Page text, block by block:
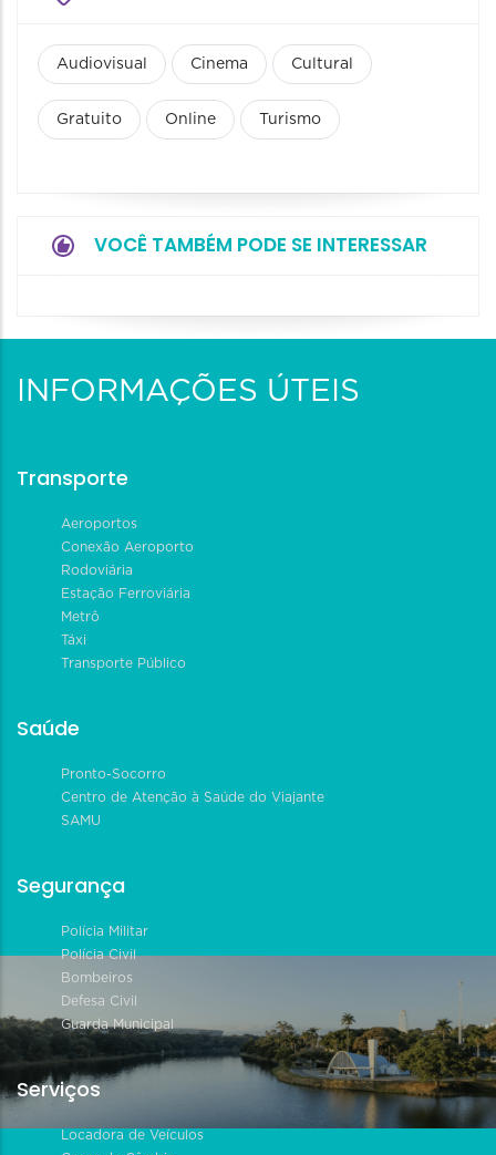
Audiovisual Cinema Cultural
Gratuito Online Turismo
VOCÊ TAMBÉM PODE SE INTERESSAR
INFORMAÇÕES ÚTEIS
Transporte
Aeroportos
Conexão Aeroporto
Rodoviária
Estação Ferroviária
Metrô
Táxi
Transporte Público
Saúde
Pronto-Socorro
Centro de Atenção à Saúde do Viajante
SAMU
Segurança
Polícia Militar
Polícia Civil
Bombeiros
Defesa Civil
Guarda Municipal
Serviços
Locadora de Veículos